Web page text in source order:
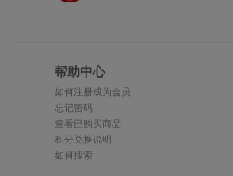
帮助中心
如何注册成为会员
忘记密码
查看已购买商品
积分兑换说明
如何搜索